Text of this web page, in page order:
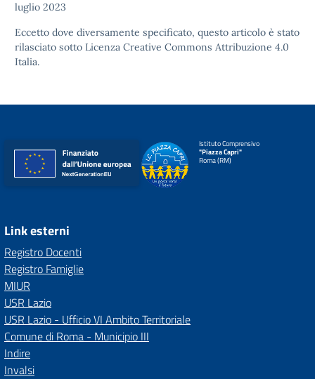
luglio 2023
Eccetto dove diversamente specificato, questo articolo è stato
rilasciato sotto Licenza Creative Commons Attribuzione 4.0
Italia.
Istituto Comprensivo
"Piazza Capri"
Roma (RM)
Link esterni
Registro Docenti
Registro Famiglie
MIUR
USR Lazio
USR Lazio - Ufficio VI Ambito Territoriale
Comune di Roma - Municipio III
Indire
Invalsi